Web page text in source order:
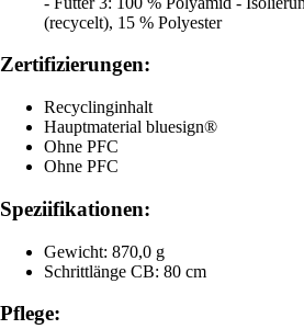
(recycelt), 15 % Polyester
Zertifizierungen:
Recyclinginhalt
Hauptmaterial bluesign®
Ohne PFC
Ohne PFC
Speziifikationen:
Gewicht: 870,0 g
Schrittlänge CB: 80 cm
Pflege: